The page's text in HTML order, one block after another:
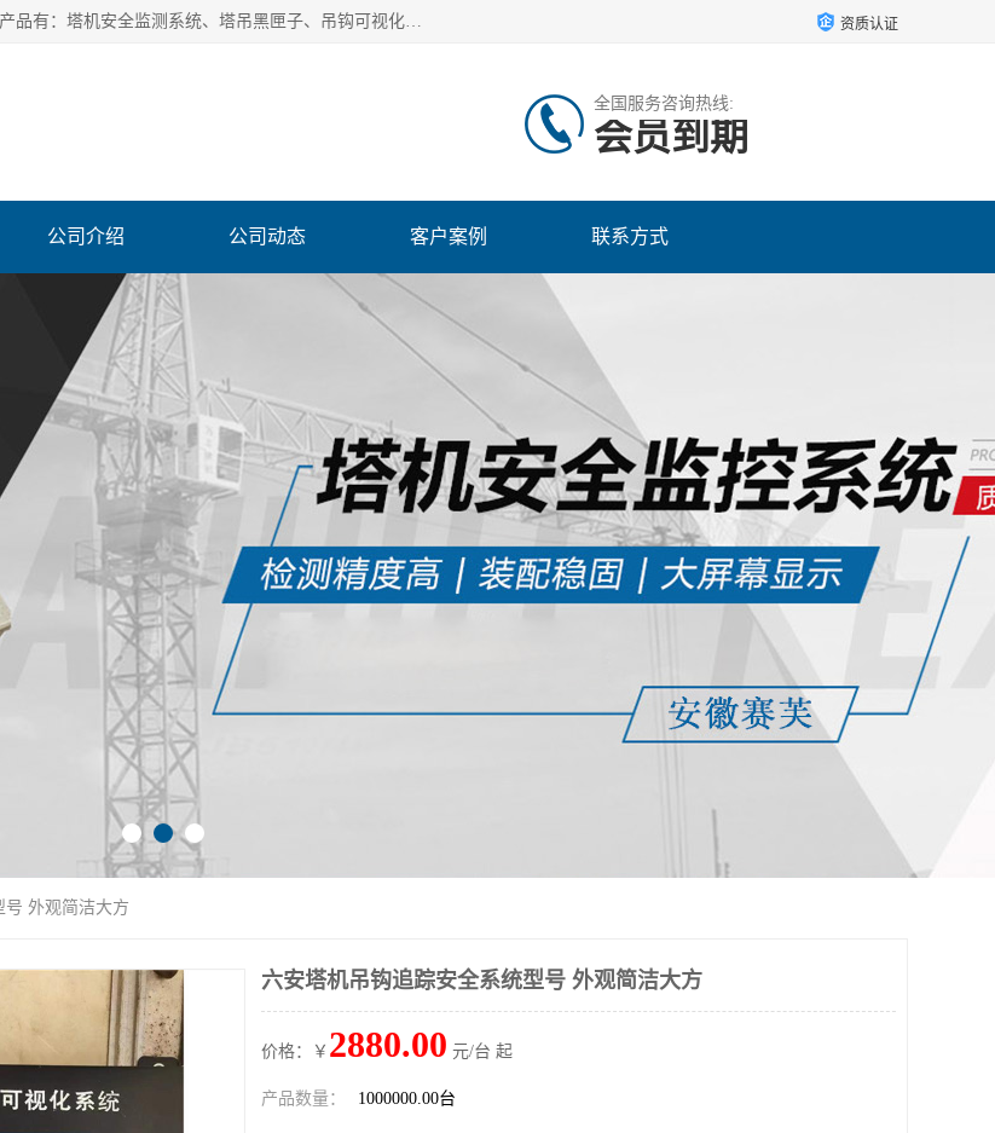
安徽赛芙智能科技有限公司是一家主营智慧化工地解决方案的企业，主营产品有：塔机安全监测系统、塔吊黑匣子、吊钩可视化、吊钩可视化系统、塔机安全监控系统、塔机黑匣子等。创建至今始终关注用户需求，为用户提供有的产品和服务。 资质认证
全国服务咨询热线:
会员到期
公司介绍 公司动态 客户案例 联系方式
外观简洁大方
六安塔机吊钩追踪安全系统型号 外观简洁大方
价格：￥ 2880.00 元/台 起
产品数量： 1000000.00台